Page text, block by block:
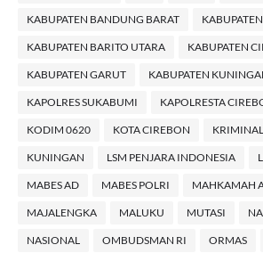
KABUPATEN BANDUNG BARAT
KABUPATEN BARITO UTARA KABUPATEN
KABUPATEN GARUT KABUPATEN
KAPOLRES SUKABUMI KAPOLRESTA
KODIM 0620 KOTA CIREBON KRIMINAL
KUNINGAN LSM PENJARA INDONESIA
MABES AD MABES POLRI MAHKAMAH
MAJALENGKA MALUKU MUTASI
NASIONAL OMBUDSMAN RI ORMAS